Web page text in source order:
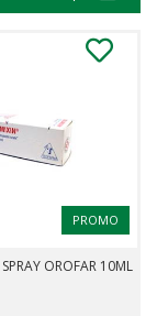
PROMO
OROFAR 10ML